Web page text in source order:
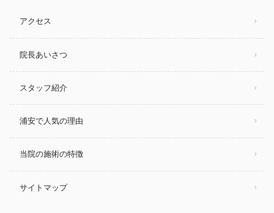
アクセス
院長あいさつ
スタッフ紹介
浦安で人気の理由
当院の施術の特徴
サイトマップ